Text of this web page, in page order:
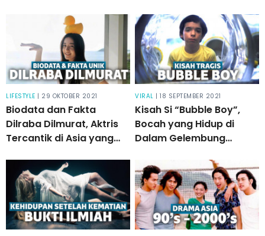
Berjatuhan!
LIFESTYLE | 29 OKTOBER 2021
Biodata dan Fakta
Dilraba Dilmurat, Aktris
Tercantik di Asia yang
VIRAL | 18 SEPTEMBER 2021
Kisah Si “Bubble Boy”,
Bocah yang Hidup di
Dalam Gelembung